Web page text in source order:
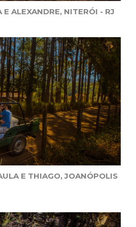
ALEXANDRE, NITERÓI - RJ
E THIAGO, JOANÓPOLIS